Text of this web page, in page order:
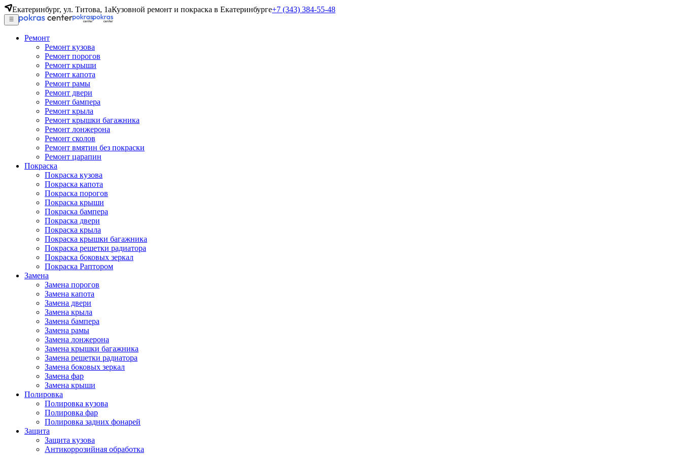
Екатеринбург, ул. Титова, 1аКузовной ремонт и покраска в Екатеринбурге+7 (343) 384-55-48
Ремонт
Ремонт кузова
Ремонт порогов
Ремонт крыши
Ремонт капота
Ремонт рамы
Ремонт двери
Ремонт бампера
Ремонт крыла
Ремонт крышки багажника
Ремонт лонжерона
Ремонт сколов
Ремонт вмятин без покраски
Ремонт царапин
Покраска
Покраска кузова
Покраска капота
Покраска порогов
Покраска крыши
Покраска бампера
Покраска двери
Покраска крыла
Покраска крышки багажника
Покраска решетки радиатора
Покраска боковых зеркал
Покраска Раптором
Замена
Замена порогов
Замена капота
Замена двери
Замена крыла
Замена бампера
Замена рамы
Замена лонжерона
Замена крышки багажника
Замена решетки радиатора
Замена боковых зеркал
Замена фар
Замена крыши
Полировка
Полировка кузова
Полировка фар
Полировка задних фонарей
Защита
Защита кузова
Антикоррозийная обработка